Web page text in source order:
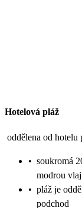
Hotelová pláž
oddělena od hotelu
• soukromá
modrou
• pláž je
podchod